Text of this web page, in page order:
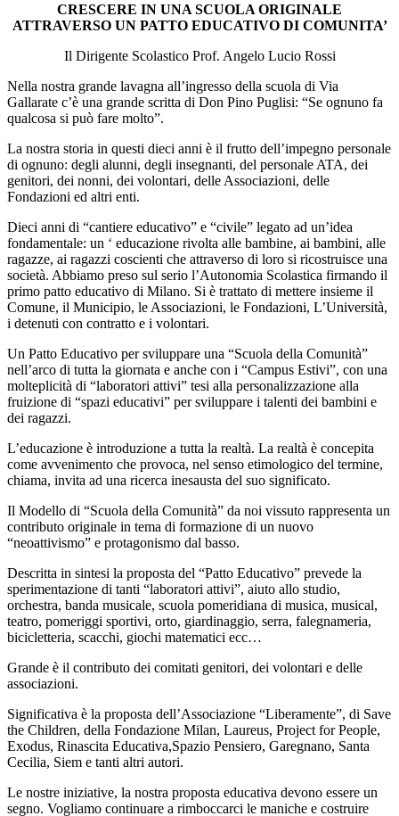
CRESCERE IN UNA SCUOLA ORIGINALE
ATTRAVERSO UN PATTO EDUCATIVO DI COMUNITA’
Il Dirigente Scolastico Prof. Angelo Lucio Rossi
Nella nostra grande lavagna all’ingresso della scuola di Via
Gallarate c’è una grande scritta di Don Pino Puglisi: “Se ognuno fa
qualcosa si può fare molto”.
La nostra storia in questi dieci anni è il frutto dell’impegno personale
di ognuno: degli alunni, degli insegnanti, del personale ATA, dei
genitori, dei nonni, dei volontari, delle Associazioni, delle
Fondazioni ed altri enti.
Dieci anni di “cantiere educativo” e “civile” legato ad un’idea
fondamentale: un ‘ educazione rivolta alle bambine, ai bambini, alle
ragazze, ai ragazzi coscienti che attraverso di loro si ricostruisce una
società. Abbiamo preso sul serio l’Autonomia Scolastica firmando il
primo patto educativo di Milano. Si è trattato di mettere insieme il
Comune, il Municipio, le Associazioni, le Fondazioni, L’Università,
i detenuti con contratto e i volontari.
Un Patto Educativo per sviluppare una “Scuola della Comunità”
nell’arco di tutta la giornata e anche con i “Campus Estivi”, con una
molteplicità di “laboratori attivi” tesi alla personalizzazione alla
fruizione di “spazi educativi” per sviluppare i talenti dei bambini e
dei ragazzi.
L’educazione è introduzione a tutta la realtà. La realtà è concepita
come avvenimento che provoca, nel senso etimologico del termine,
chiama, invita ad una ricerca inesausta del suo significato.
Il Modello di “Scuola della Comunità” da noi vissuto rappresenta un
contributo originale in tema di formazione di un nuovo
“neoattivismo” e protagonismo dal basso.
Descritta in sintesi la proposta del “Patto Educativo” prevede la
sperimentazione di tanti “laboratori attivi”, aiuto allo studio,
orchestra, banda musicale, scuola pomeridiana di musica, musical,
teatro, pomeriggi sportivi, orto, giardinaggio, serra, falegnameria,
bicicletteria, scacchi, giochi matematici ecc…
Grande è il contributo dei comitati genitori, dei volontari e delle
associazioni.
Significativa è la proposta dell’Associazione “Liberamente”, di Save
the Children, della Fondazione Milan, Laureus, Project for People,
Exodus, Rinascita Educativa,Spazio Pensiero, Garegnano, Santa
Cecilia, Siem e tanti altri autori.
Le nostre iniziative, la nostra proposta educativa devono essere un
segno. Vogliamo continuare a rimboccarci le maniche e costruire